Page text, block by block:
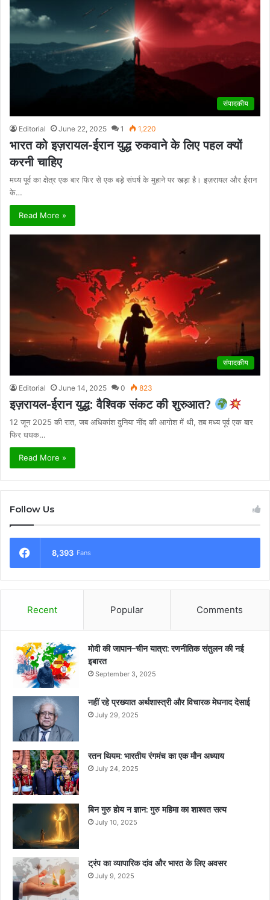
संपादकीय
Editorial June 22, 2025 1 1,220
भारत को इज़रायल-ईरान युद्ध रुकवाने के लिए पहल क्यों
करनी चाहिए
मध्य पूर्व का क्षेत्र एक बार फिर से एक बड़े संघर्ष के मुहाने पर खड़ा है। इज़रायल और ईरान
के…
Read More »
संपादकीय
Editorial June 14, 2025 0 823
इज़रायल-ईरान युद्ध: वैश्विक संकट की शुरुआत?
12 जून 2025 की रात, जब अधिकांश दुनिया नींद की आगोश में थी, तब मध्य पूर्व एक बार
फिर धधक…
Read More »
Follow Us
8,393 Fans
Recent Popular Comments
मोदी की जापान–चीन यात्रा: रणनीतिक संतुलन की नई
इबारत
September 3, 2025
नहीं रहे प्रख्यात अर्थशास्त्री और विचारक मेघनाद देसाई
July 29, 2025
रतन थियम: भारतीय रंगमंच का एक मौन अध्याय
July 24, 2025
बिन गुरु होय न ज्ञान: गुरु महिमा का शाश्वत सत्य
July 10, 2025
ट्रंप का व्यापारिक दांव और भारत के लिए अवसर
July 9, 2025